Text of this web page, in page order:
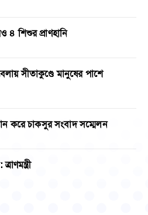
শিশুর প্রাণহানি
সীতাকুণ্ডে মানুষের পাশে
করে চাকসুর সংবাদ সম্মেলন